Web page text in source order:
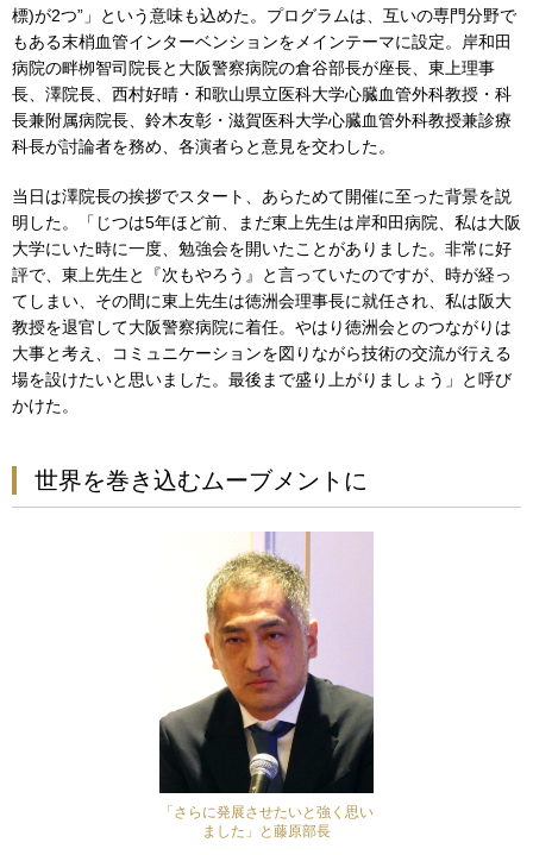
標)が2つ”」という意味も込めた。プログラムは、互いの専門分野で
もある末梢血管インターベンションをメインテーマに設定。岸和田
病院の畔栁智司院長と大阪警察病院の倉谷部長が座長、東上理事
長、澤院長、西村好晴・和歌山県立医科大学心臓血管外科教授・科
長兼附属病院長、鈴木友彰・滋賀医科大学心臓血管外科教授兼診療
科長が討論者を務め、各演者らと意見を交わした。
当日は澤院長の挨拶でスタート、あらためて開催に至った背景を説
明した。「じつは5年ほど前、まだ東上先生は岸和田病院、私は大阪
大学にいた時に一度、勉強会を開いたことがありました。非常に好
評で、東上先生と『次もやろう』と言っていたのですが、時が経っ
てしまい、その間に東上先生は徳洲会理事長に就任され、私は阪大
教授を退官して大阪警察病院に着任。やはり徳洲会とのつながりは
大事と考え、コミュニケーションを図りながら技術の交流が行える
場を設けたいと思いました。最後まで盛り上がりましょう」と呼び
かけた。
世界を巻き込むムーブメントに
「さらに発展させたいと強く思い
ました」と藤原部長